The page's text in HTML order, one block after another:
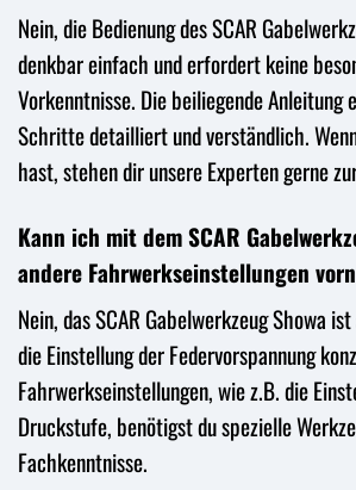
Nein, die Bedienung des SCAR
denkbar einfach und erfordert keine
Vorkenntnisse. Die beiliegende Anleitung
Schritte detailliert und verständlich.
hast, stehen dir unsere Experten gerne
Kann ich mit dem SCAR
andere Fahrwerkseinstellungen
Nein, das SCAR Gabelwerkzeug Showa
die Einstellung der Federvorspannung
Fahrwerkseinstellungen, wie z.B. die
Druckstufe, benötigst du spezielle
Fachkenntnisse.